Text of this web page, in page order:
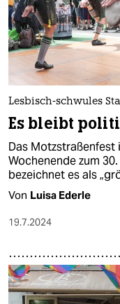
Lesbisch-schwules
Es bleibt
Das
Wochenende zum
bezeichnet es als
Von Luisa Ederle
19.7.2024